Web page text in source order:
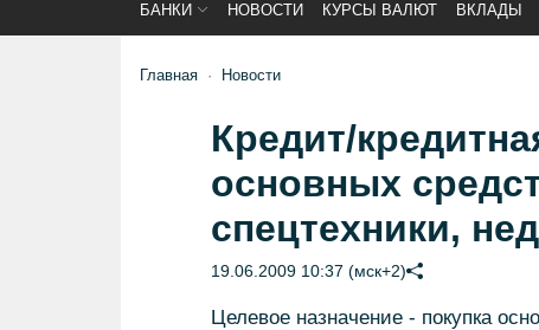
БАНКИ НОВОСТИ КУРСЫ ВАЛЮТ ВКЛАДЫ
Главная Новости
Кредит/
основных
спецтехники,
19.06.2009 10:37 (мск+2)
Целевое назначение - покупка